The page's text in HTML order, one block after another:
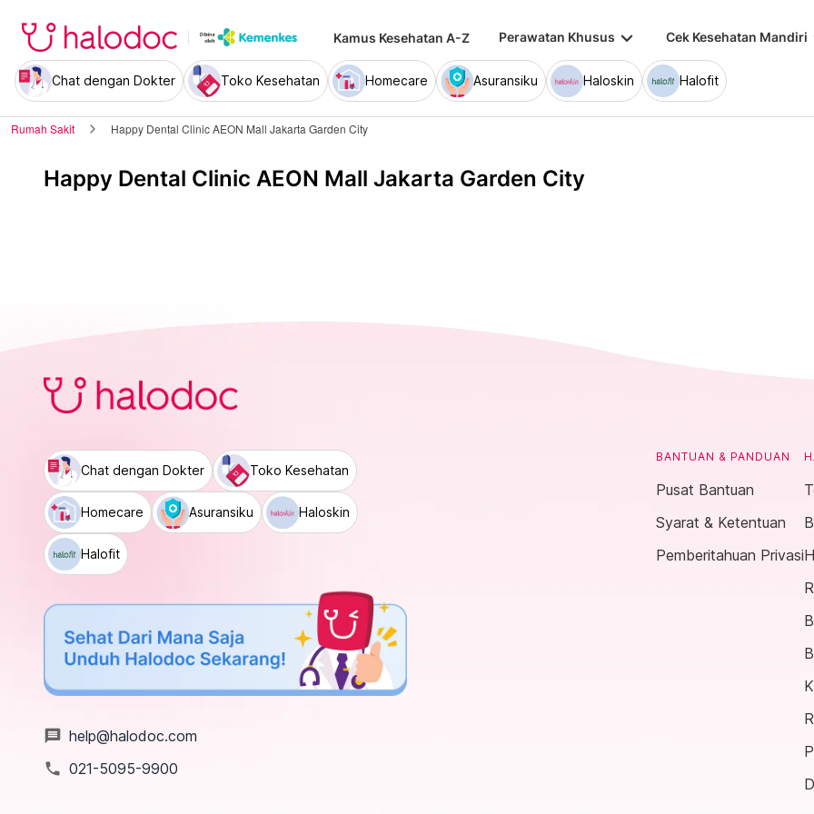
Kamus Kesehatan A-Z Perawatan Khusus keyboard_arrow_down Cek Kesehatan Mandiri
Chat dengan Dokter Toko Kesehatan Homecare Asuransiku Haloskin Halofit
Rumah Sakit Happy Dental Clinic AEON Mall Jakarta Garden City
Happy Dental Clinic AEON Mall Jakarta Garden City
Chat dengan Dokter Toko Kesehatan
Homecare Asuransiku Haloskin
Halofit
message help@halodoc.com
local_phone 021-5095-9900
BANTUAN & PANDUAN
Pusat Bantuan
Syarat & Ketentuan
Pemberitahuan Privasi